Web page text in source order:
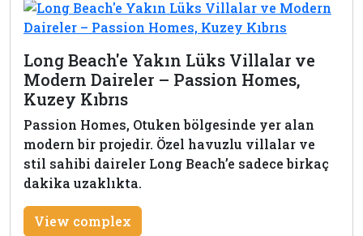
Long Beach'e Yakın Lüks Villalar ve
Modern Daireler – Passion Homes,
Kuzey Kıbrıs
Passion Homes, Otuken bölgesinde yer alan
modern bir projedir. Özel havuzlu villalar ve
stil sahibi daireler Long Beach’e sadece birkaç
dakika uzaklıkta.
View complex